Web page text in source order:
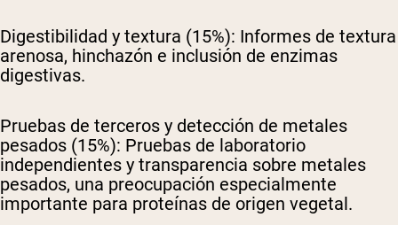
Digestibilidad y textura (15%): Informes de textura
arenosa, hinchazón e inclusión de enzimas
digestivas.
Pruebas de terceros y detección de metales
pesados (15%): Pruebas de laboratorio
independientes y transparencia sobre metales
pesados, una preocupación especialmente
importante para proteínas de origen vegetal.